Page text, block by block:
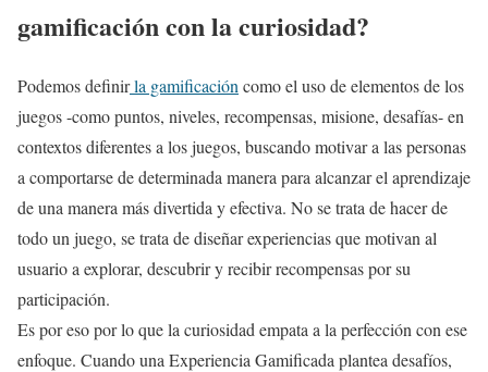
gamificación con la curiosidad?
Podemos definirla gamificación como el uso de elementos de los
juegos -como puntos, niveles, recompensas, misione, desafías- en
contextos diferentes a los juegos, buscando motivar a las personas
a comportarse de determinada manera para alcanzar el aprendizaje
de una manera más divertida y efectiva. No se trata de hacer de
todo un juego, se trata de diseñar experiencias que motivan al
usuario a explorar, descubrir y recibir recompensas por su
participación.
Es por eso por lo que la curiosidad empata a la perfección con ese
enfoque. Cuando una Experiencia Gamificada plantea desafíos,